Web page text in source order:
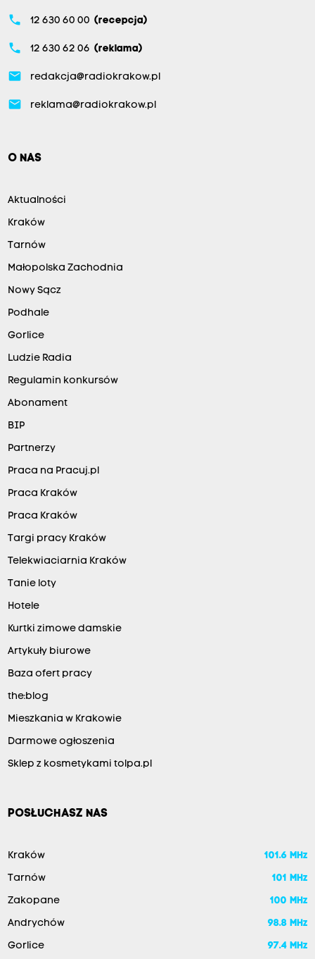
phone 12 630 60 00 (recepcja)
phone 12 630 62 06 (reklama)
email redakcja@radiokrakow.pl
email reklama@radiokrakow.pl
O NAS
Aktualności
Kraków
Tarnów
Małopolska Zachodnia
Nowy Sącz
Podhale
Gorlice
Ludzie Radia
Regulamin konkursów
Abonament
BIP
Partnerzy
Praca na Pracuj.pl
Praca Kraków
Praca Kraków
Targi pracy Kraków
Telekwiaciarnia Kraków
Tanie loty
Hotele
Kurtki zimowe damskie
Artykuły biurowe
Baza ofert pracy
the:blog
Mieszkania w Krakowie
Darmowe ogłoszenia
Sklep z kosmetykami tolpa.pl
POSŁUCHASZ NAS
Kraków 101.6 MHz
Tarnów 101 MHz
Zakopane 100 MHz
Andrychów 98.8 MHz
Gorlice 97.4 MHz